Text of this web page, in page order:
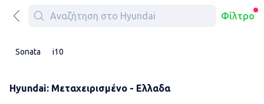
Φίλτρο
Sonata i10
Hyundai: Μεταχειρισμένο - Ελλαδα